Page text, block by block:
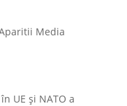
Media
UE și NATO a